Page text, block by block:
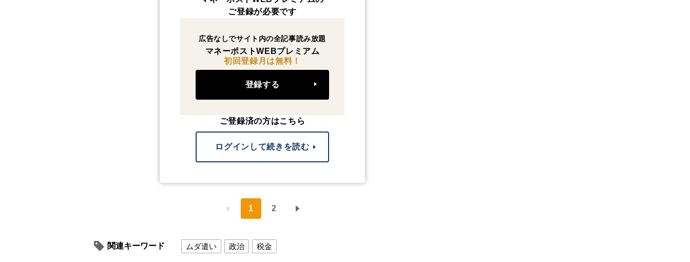
ご登録が必要です
広告なしでサイト内の全記事読み放題
マネーポストWEBプレミアム
初回登録月は無料！
登録する
ご登録済の方はこちら
ログインして続きを読む
1 2
関連キーワード ムダ遣い 政治 税金